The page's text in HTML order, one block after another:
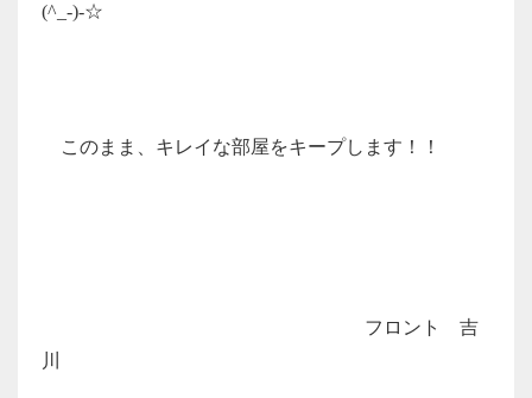
(^_-)-☆
このまま、キレイな部屋をキープします！！
フロント 吉
川